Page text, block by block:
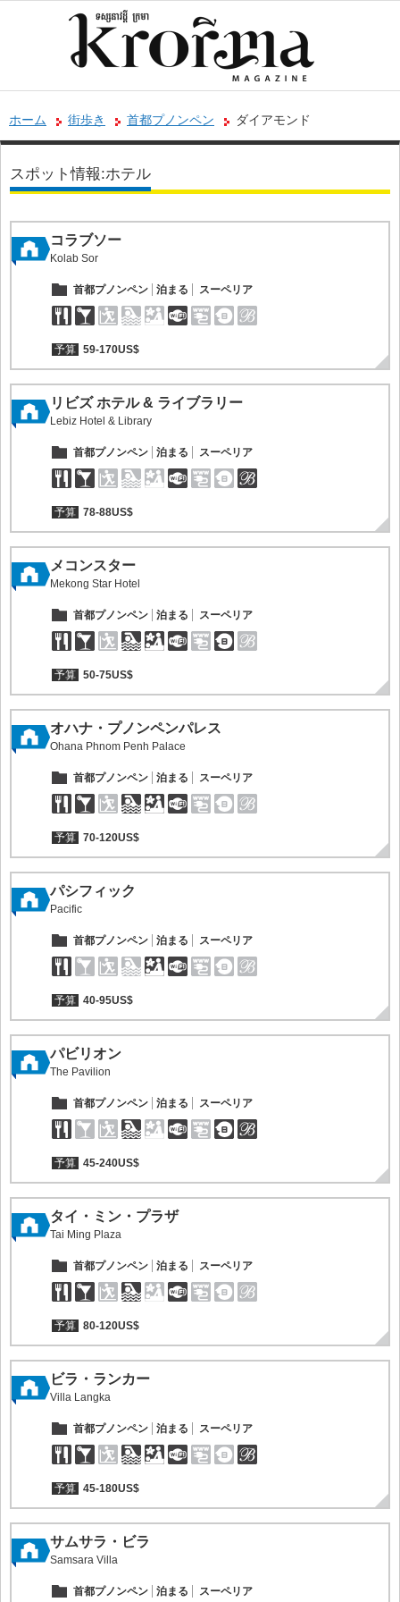
ホーム 街歩き 首都プノンペン ダイアモンド
スポット情報:ホテル
コラブソー
Kolab Sor
首都プノンペン 泊まる スーペリア
予算 59-170US$
リビズ ホテル & ライブラリー
Lebiz Hotel & Library
首都プノンペン 泊まる スーペリア
予算 78-88US$
メコンスター
Mekong Star Hotel
首都プノンペン 泊まる スーペリア
予算 50-75US$
オハナ・プノンペンパレス
Ohana Phnom Penh Palace
首都プノンペン 泊まる スーペリア
予算 70-120US$
パシフィック
Pacific
首都プノンペン 泊まる スーペリア
予算 40-95US$
パビリオン
The Pavilion
首都プノンペン 泊まる スーペリア
予算 45-240US$
タイ・ミン・プラザ
Tai Ming Plaza
首都プノンペン 泊まる スーペリア
予算 80-120US$
ビラ・ランカー
Villa Langka
首都プノンペン 泊まる スーペリア
予算 45-180US$
サムサラ・ビラ
Samsara Villa
首都プノンペン 泊まる スーペリア